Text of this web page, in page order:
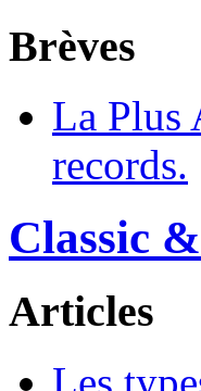
Brèves
La Plus
records.
Classic
Articles
Les